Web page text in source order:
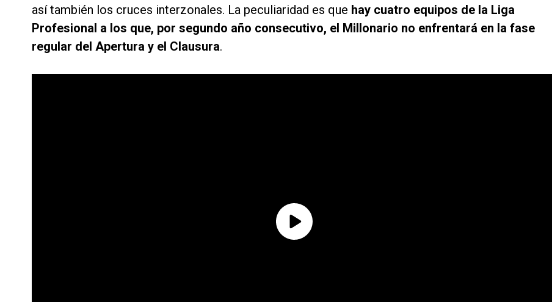
así también los cruces interzonales. La peculiaridad es que hay cuatro equipos de la Liga
Profesional a los que, por segundo año consecutivo, el Millonario no enfrentará en la fase
regular del Apertura y el Clausura.